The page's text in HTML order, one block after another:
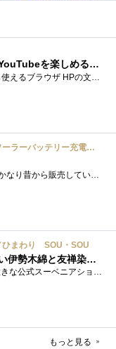
課金をせずとも快適にYouTubeを楽しめるようになったよ
Brave PCでもスマホでも使えるブラウザ HPの文言は 広告やトラッカーがブロックされるから、訪問するサイトをよりすっきりした表示で閲覧でき�...
セルスター(CELLSTAR) ソーラーバッテリー充電器 SB-700 DC12V専用
「SB-700」セルスターがかなり昔から販売しているソーラーチャージャーです。ガッツリ充電する用ではなく待機電力(暗電流って言うらしい)対策�...
ひまわり SOU・SOU
使い込むほどに柔らかい伊勢木綿と友禅染の発色を楽しむ
太秦映画村には、かなり大きな公式スーベニアショップの他にも、江戸時代の町家風の飲食店や土産物店が軒を連ねておりました。 何かよいもの...
もっと見る